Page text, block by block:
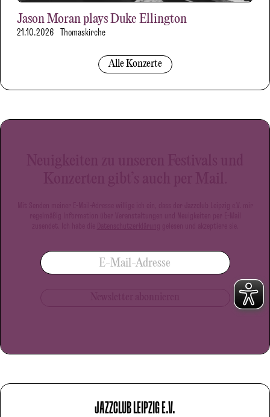
Jason Moran plays Duke Ellington
21.10.2026 Thomaskirche
Alle Konzerte
E-Mail-Adresse
JAZZCLUB LEIPZIG E.V.